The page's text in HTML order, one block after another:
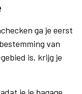
ga je eerst
van
is, krijg je